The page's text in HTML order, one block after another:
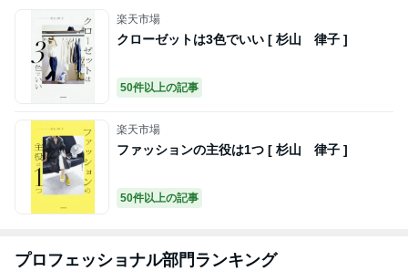
楽天市場
クローゼットは3色でいい [ 杉山 律子 ]
50件以上の記事
楽天市場
ファッションの主役は1つ [ 杉山 律子 ]
50件以上の記事
プロフェッショナル部門ランキング